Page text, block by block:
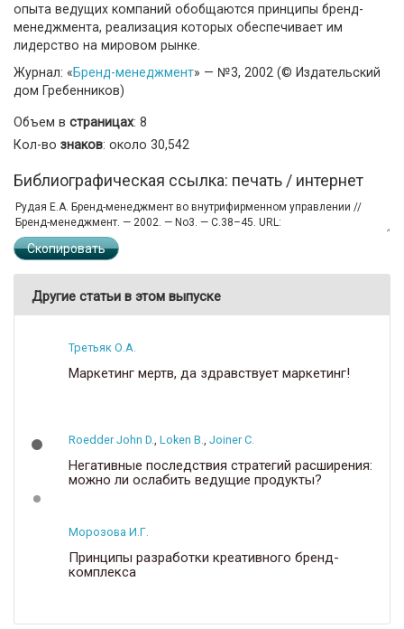
опыта ведущих компаний обобщаются принципы бренд-
менеджмента, реализация которых обеспечивает им
лидерство на мировом рынке.
Журнал: «Бренд-менеджмент» — №3, 2002 (© Издательский
дом Гребенников)
Объем в страницах: 8
Кол-во знаков: около 30,542
Библиографическая ссылка: печать / интернет
Скопировать
Другие статьи в этом выпуске
Третьяк О.А.
Маркетинг мертв, да здравствует маркетинг!
Roedder John D. Loken B. Joiner C.
Негативные последствия стратегий расширения:
можно ли ослабить ведущие продукты?
Морозова И.Г.
Принципы разработки креативного бренд-
комплекса